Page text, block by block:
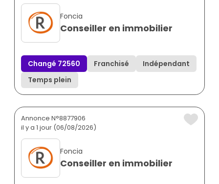
Foncia
Conseiller en immobilier
Changé 72560 Franchisé
Indépendant
Temps plein
Annonce N°8877906
il y a 1 jour (06/08/2026)
Foncia
Conseiller en immobilier